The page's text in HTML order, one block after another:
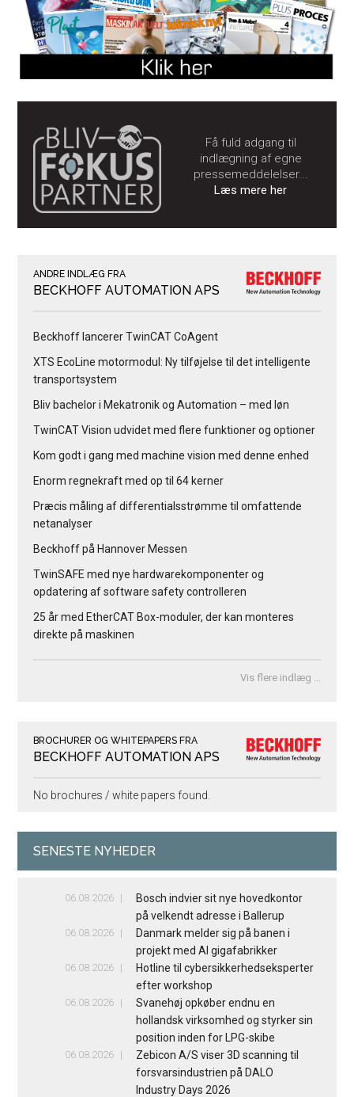
Få fuld adgang til
indlægning af egne
pressemeddelelser...
Læs mere her
ANDRE INDLÆG FRA
BECKHOFF AUTOMATION APS
Beckhoff lancerer TwinCAT CoAgent
XTS EcoLine motormodul: Ny tilføjelse til det intelligente
transportsystem
Bliv bachelor i Mekatronik og Automation – med løn
TwinCAT Vision udvidet med flere funktioner og optioner
Kom godt i gang med machine vision med denne enhed
Enorm regnekraft med op til 64 kerner
Præcis måling af differentialsstrømme til omfattende
netanalyser
Beckhoff på Hannover Messen
TwinSAFE med nye hardwarekomponenter og
opdatering af software safety controlleren
25 år med EtherCAT Box-moduler, der kan monteres
direkte på maskinen
Vis flere indlæg …
BROCHURER OG WHITEPAPERS FRA
BECKHOFF AUTOMATION APS
No brochures / white papers found.
SENESTE NYHEDER
06.08.2026
Bosch indvier sit nye hovedkontor
på velkendt adresse i Ballerup
06.08.2026
Danmark melder sig på banen i
projekt med AI gigafabrikker
06.08.2026
Hotline til cybersikkerhedseksperter
efter workshop
06.08.2026
Svanehøj opkøber endnu en
hollandsk virksomhed og styrker sin
position inden for LPG-skibe
06.08.2026
Zebicon A/S viser 3D scanning til
forsvarsindustrien på DALO
Industry Days 2026